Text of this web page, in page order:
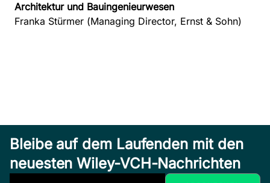
Architektur und Bauingenieurwesen
Franka Stürmer (Managing Director, Ernst & Sohn)
Bleibe auf dem Laufenden mit den
neuesten Wiley-VCH-Nachrichten